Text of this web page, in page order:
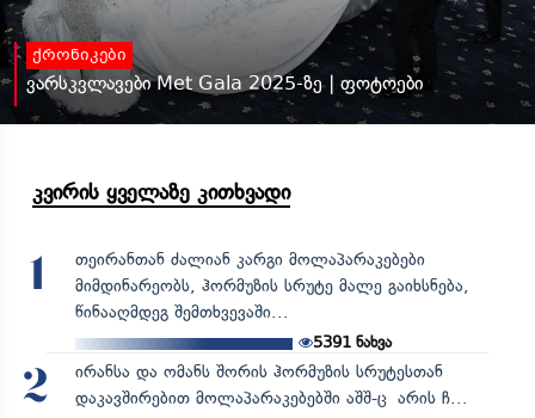
ქრონიკები
ვარსკვლავები Met Gala 2025-ზე | ფოტოები
კვირის ყველაზე კითხვადი
1
თეირანთან ძალიან კარგი მოლაპარაკებები
მიმდინარეობს, ჰორმუზის სრუტე მალე გაიხსნება,
წინააღმდეგ შემთხვევაში...
5391 ნახვა
2
ირანსა და ომანს შორის ჰორმუზის სრუტესთან
დაკავშირებით მოლაპარაკებებში აშშ-ც არის ჩ...